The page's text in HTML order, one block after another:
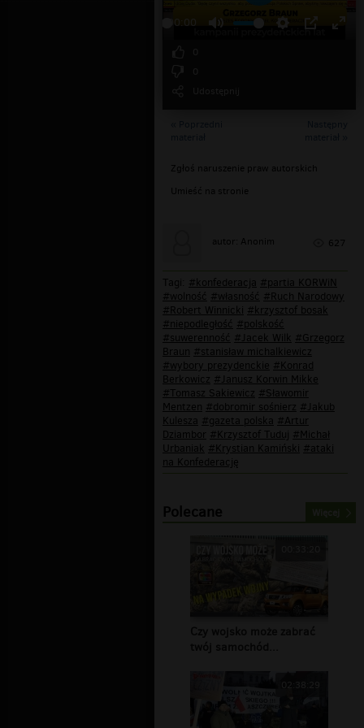
00:00
Zgłoś naruszenie praw autorskich
Umieść na stronie
autor: Anonim 627
Tagi: #konfederacja #partia KORWiN
#wolność #własność #Ruch Narodowy
#Robert Winnicki #krzysztof bosak
#niepodległość #polskość
#suwerenność #Jacek Wilk #Grzegorz
Braun #stanisław michalkiewicz
#wybory prezydenckie #Konrad
Berkowicz #Janusz Korwin Mikke
#Tomasz Sakiewicz #Sławomir
Mentzen #dobromir sośnierz #Jakub
Kulesza #gazeta polska #Artur
Dziambor #Krzysztof Tuduj #Michał
Urbaniak #Krystian Kamiński #ataki
na Konfederację
Polecane